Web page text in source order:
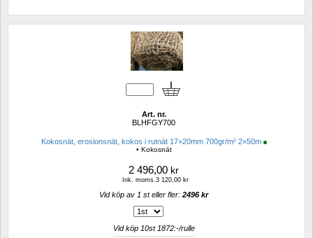
Art. nr.
BLHFGY700
Kokosnät, erosionsnät, kokos i rutnät 17×20mm 700gr/m² 2×50m
• Kokosnät
2 496,00 kr
Ink. moms.3 120,00 kr
Vid köp av 1 st eller fler: 2496 kr
Vid köp 10st 1872:-/rulle